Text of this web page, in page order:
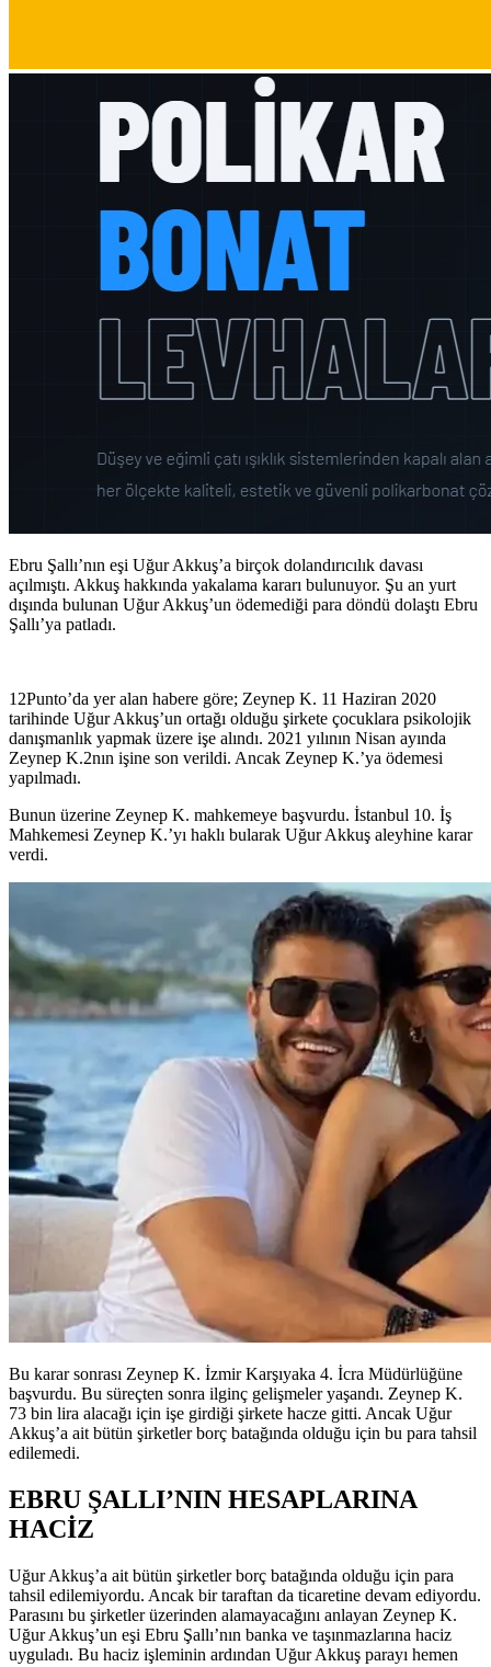
Ebru Şallı’nın eşi Uğur Akkuş’a birçok dolandırıcılık davası
açılmıştı. Akkuş hakkında yakalama kararı bulunuyor. Şu an yurt
dışında bulunan Uğur Akkuş’un ödemediği para döndü dolaştı Ebru
Şallı’ya patladı.
12Punto’da yer alan habere göre; Zeynep K. 11 Haziran 2020
tarihinde Uğur Akkuş’un ortağı olduğu şirkete çocuklara psikolojik
danışmanlık yapmak üzere işe alındı. 2021 yılının Nisan ayında
Zeynep K.2nın işine son verildi. Ancak Zeynep K.’ya ödemesi
yapılmadı.
Bunun üzerine Zeynep K. mahkemeye başvurdu. İstanbul 10. İş
Mahkemesi Zeynep K.’yı haklı bularak Uğur Akkuş aleyhine karar
verdi.
Bu karar sonrası Zeynep K. İzmir Karşıyaka 4. İcra Müdürlüğüne
başvurdu. Bu süreçten sonra ilginç gelişmeler yaşandı. Zeynep K.
73 bin lira alacağı için işe girdiği şirkete hacze gitti. Ancak Uğur
Akkuş’a ait bütün şirketler borç batağında olduğu için bu para tahsil
edilemedi.
EBRU ŞALLI’NIN HESAPLARINA
HACİZ
Uğur Akkuş’a ait bütün şirketler borç batağında olduğu için para
tahsil edilemiyordu. Ancak bir taraftan da ticaretine devam ediyordu.
Parasını bu şirketler üzerinden alamayacağını anlayan Zeynep K.
Uğur Akkuş’un eşi Ebru Şallı’nın banka ve taşınmazlarına haciz
uyguladı. Bu haciz işleminin ardından Uğur Akkuş parayı hemen